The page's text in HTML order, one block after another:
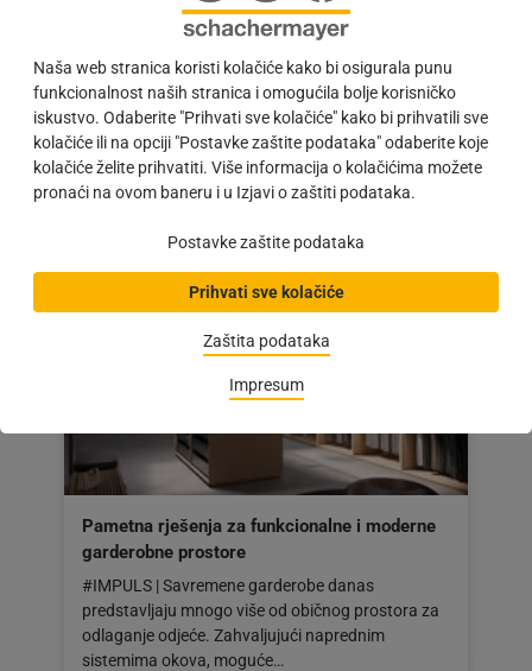
Naša web stranica koristi kolačiće kako bi osigurala punu
funkcionalnost naših stranica i omogućila bolje korisničko
iskustvo. Odaberite "Prihvati sve kolačiće" kako bi prihvatili sve
kolačiće ili na opciji "Postavke zaštite podataka" odaberite koje
kolačiće želite prihvatiti. Više informacija o kolačićima možete
pronaći na ovom baneru i u Izjavi o zaštiti podataka.
Postavke zaštite podataka
Prihvati sve kolačiće
Zaštita podataka
Impresum
#IMPULS | U svijetu modernog namještaja, gdje se
od proizvoda očekuju funkcionalnost, estetika i
maksimalno iskorištenje prostora, Hettich
FurnSpin…
Objava
objavljena
05.08.2026
Pametna rješenja za funkcionalne i moderne
garderobne prostore
#IMPULS | Savremene garderobe danas
predstavljaju mnogo više od običnog prostora za
odlaganje odjeće. Zahvaljujući naprednim
sistemima okova, moguće…